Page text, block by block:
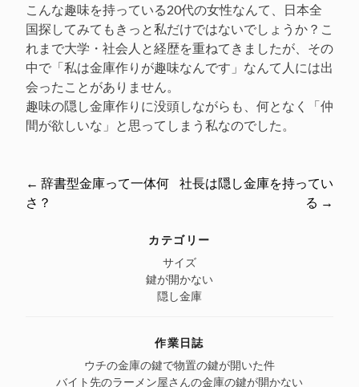
こんな趣味を持っている20代の女性なんて、日本全
国探してみてもきっと私だけではないでしょうか？こ
れまで大学・社会人と経歴を重ねてきましたが、その
中で「私は金庫作りが趣味なんです」なんて人には出
会ったことがありません。
趣味の隠し金庫作りに没頭しながらも、何となく「仲
間が欲しいな」と思ってしまう私なのでした。
Post
← 辞書型金庫って一体何
さ？
社長は隠し金庫を持ってい
る →
カテゴリー
サイズ
鍵が開かない
隠し金庫
作業日誌
ウチの金庫の鍵で物置の鍵が開いた件
バイト先のラーメン屋さんの金庫の鍵が開かない